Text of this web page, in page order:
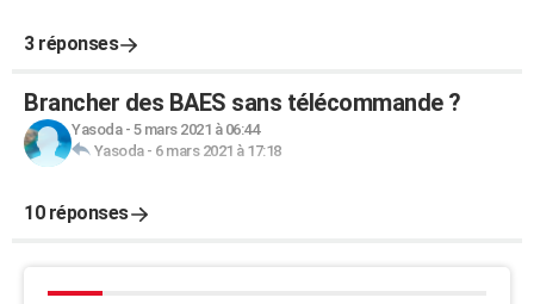
3 réponses
Brancher des BAES sans télécommande ?
Yasoda- 5 mars 2021 à 06:44
Yasoda- 6 mars 2021 à 17:18
10 réponses